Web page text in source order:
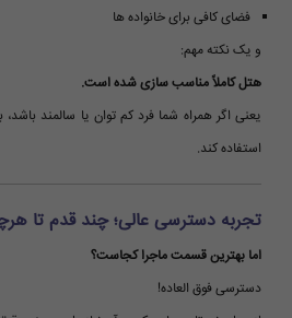
فضای کافی برای خانواده ها
و یک نکته مهم:
هتل کاملاً مناسب سازی شده است.
یعنی اگر همراه شما فرد کم توان یا سالمند
استفاده کند.
تجربه دسترسی عالی؛ چند قدم تا
اما بهترین قسمت ماجرا کجاست؟
دسترسی فوق العاده!